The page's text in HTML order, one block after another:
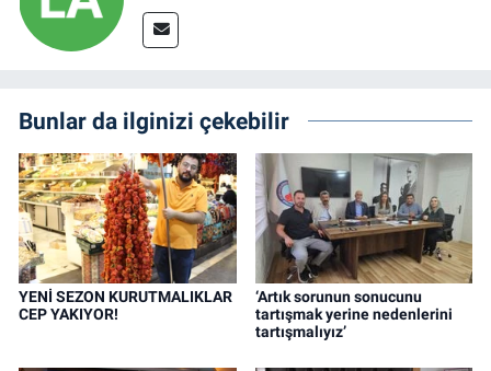
Bunlar da ilginizi çekebilir
YENİ SEZON KURUTMALIKLAR
CEP YAKIYOR!
‘Artık sorunun sonucunu
tartışmak yerine nedenlerini
tartışmalıyız’